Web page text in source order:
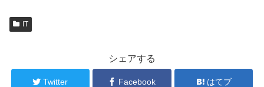
IT
シェアする
Twitter Facebook はてブ